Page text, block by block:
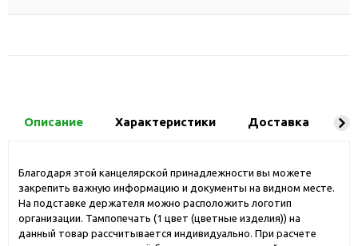
Описание Характеристики Доставка
Благодаря этой канцелярской принадлежности вы можете
закрепить важную информацию и документы на видном месте.
На подставке держателя можно расположить логотип
организации. Тампопечать (1 цвет (цветные изделия)) на
данный товар рассчитывается индивидуально. При расчете